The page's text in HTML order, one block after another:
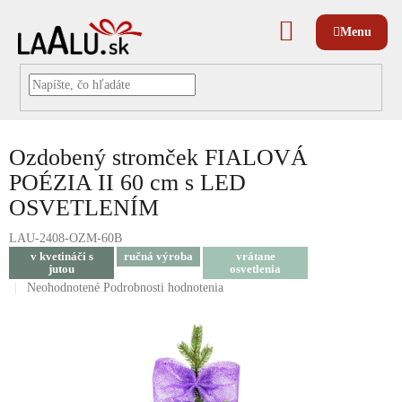
NÁKUPNÝ
KOŠÍK
Ozdobený stromček FIALOVÁ
POÉZIA II 60 cm s LED
OSVETLENÍM
LAU-2408-OZM-60B
v kvetináči s
jutou
ručná výroba
vrátane
osvetlenia
Priemerné
Neohodnotené Podrobnosti hodnotenia